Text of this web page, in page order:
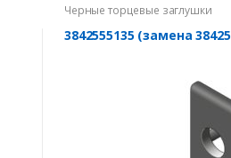
Черные торцевые заглушки
3842555135 (замена